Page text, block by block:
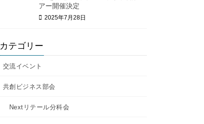
アー開催決定
2025年7月28日
カテゴリー
交流イベント
共創ビジネス部会
Nextリテール分科会